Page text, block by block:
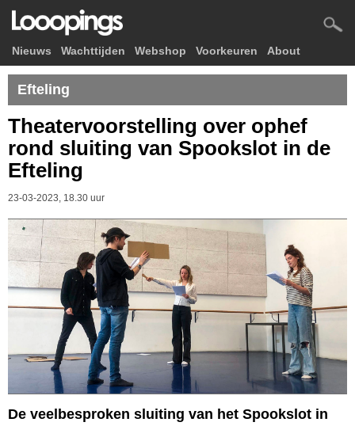
Nieuws Wachttijden Webshop Voorkeuren About
Efteling
Theatervoorstelling over ophef
rond sluiting van Spookslot in de
Efteling
23-03-2023, 18.30 uur
De veelbesproken sluiting van het Spookslot in